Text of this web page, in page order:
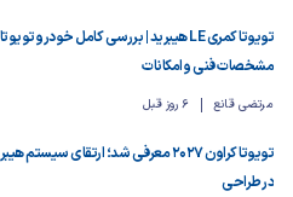
مشخصات فنی و امکانات
مرتضی قانع 6 روز قبل
تویوتا کراون ۲۰۲۷ معرفی شد؛ ارتقای
در طراحی